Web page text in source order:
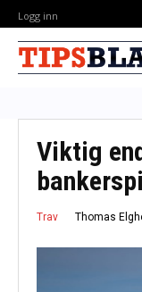
Logg inn
Viktig
Trav Thomas